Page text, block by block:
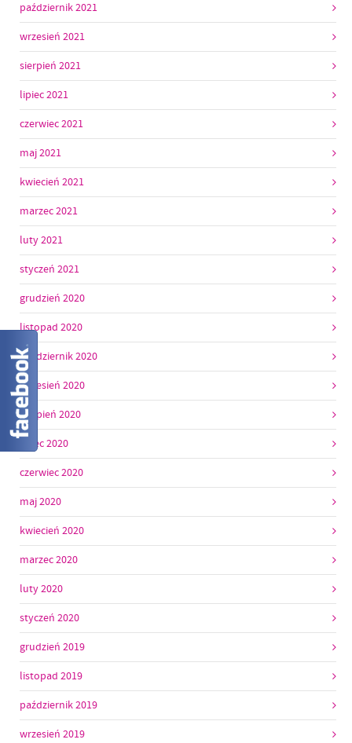
październik 2021
wrzesień 2021
sierpień 2021
lipiec 2021
czerwiec 2021
maj 2021
kwiecień 2021
marzec 2021
luty 2021
styczeń 2021
grudzień 2020
listopad 2020
październik 2020
wrzesień 2020
sierpień 2020
lipiec 2020
czerwiec 2020
maj 2020
kwiecień 2020
marzec 2020
luty 2020
styczeń 2020
grudzień 2019
listopad 2019
październik 2019
wrzesień 2019